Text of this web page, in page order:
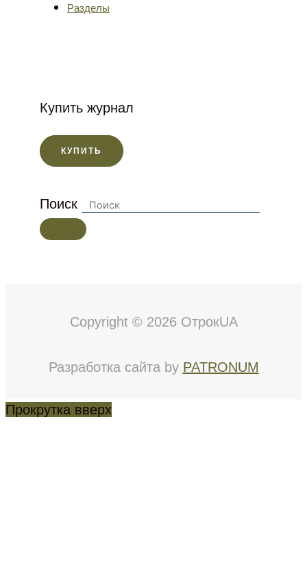
Разделы
Купить журнал
КУПИТЬ
Поиск
Copyright © 2026 ОтрокUA
Разработка сайта by PATRONUM
Прокрутка вверх